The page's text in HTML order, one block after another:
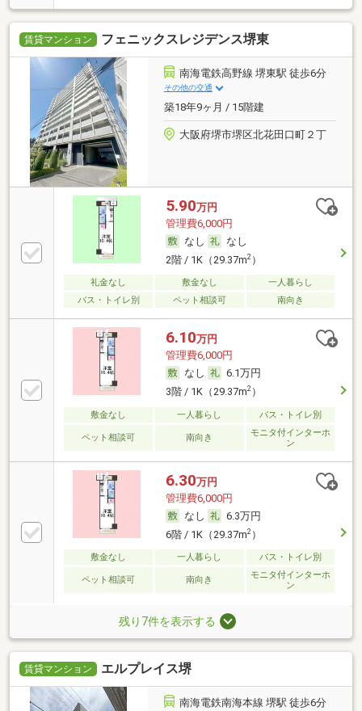
賃貸マンション フェニックスレジデンス堺東
南海電鉄高野線 堺東駅 徒歩6分
その他の交通
築18年9ヶ月 / 15階建
大阪府堺市堺区北花田口町２丁
5.90万円
管理費6,000円
なし
なし
2階 / 1K（29.37m2）
礼金なし 敷金なし
一人暮らし
バス・トイレ別
ペット相談可 南向き
6.10万円
管理費6,000円
なし
6.1万円
3階 / 1K（29.37m2）
敷金なし 一人暮らし バス・トイレ別
ペット相談可 南向き
モニタ付インターホ
ン
6.30万円
管理費6,000円
なし
6.3万円
6階 / 1K（29.37m2）
敷金なし 一人暮らし バス・トイレ別
ペット相談可 南向き
モニタ付インターホ
ン
残り7件を表示する
賃貸マンション エルプレイス堺
南海電鉄南海本線 堺駅 徒歩6分